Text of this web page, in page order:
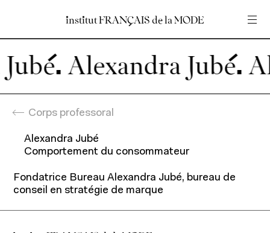
institutFRANÇAISdelaMODE
institutFRANÇAISdelaMODE
Programmes
Programmes pour étudiants
Entrez votre recherche
Corps professoral
Alexandra Jubé
Comportement du consommateur
Fondatrice Bureau Alexandra Jubé, bureau de
conseil en stratégie de marque